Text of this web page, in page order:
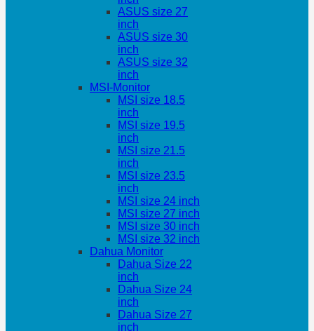
ASUS size 27
inch
ASUS size 30
inch
ASUS size 32
inch
MSI-Monitor
MSI size 18.5
inch
MSI size 19.5
inch
MSI size 21.5
inch
MSI size 23.5
inch
MSI size 24 inch
MSI size 27 inch
MSI size 30 inch
MSI size 32 inch
Dahua Monitor
Dahua Size 22
inch
Dahua Size 24
inch
Dahua Size 27
inch